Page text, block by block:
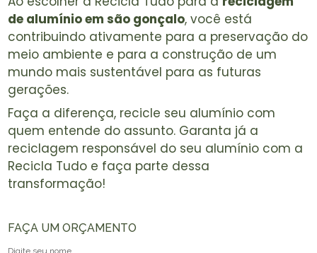
de alumínio em são gonçalo, você está
contribuindo ativamente para a preservação do
meio ambiente e para a construção de um
mundo mais sustentável para as futuras
gerações.
Faça a diferença, recicle seu alumínio com
quem entende do assunto. Garanta já a
reciclagem responsável do seu alumínio com a
Recicla Tudo e faça parte dessa
transformação!
FAÇA UM ORÇAMENTO